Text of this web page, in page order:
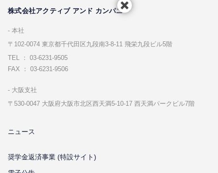
株式会社アクティブ アンド カンパニー
本社
〒102-0074 東京都千代⽥区九段南3-8-11 飛栄九段ビル5階
TEL ： 03-6231-9505
FAX ： 03-6231-9506
⼤阪⽀社
〒530-0047 ⼤阪府⼤阪市北区⻄天満5-10-17 ⻄天満パークビル7階
ニュース
奨学金返済事業 (特設サイト)